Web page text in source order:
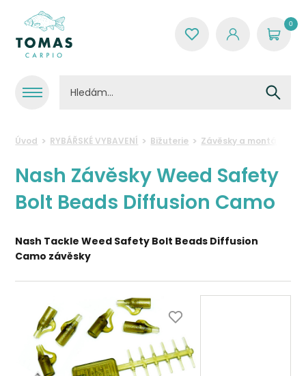
0
Úvod RYBÁŘSKÉ VYBAVENÍ Bižuterie Závěsky a montáže
Nash Závěsky Weed Safety
Bolt Beads Diffusion Camo
Nash Tackle Weed Safety Bolt Beads Diffusion
Camo závěsky